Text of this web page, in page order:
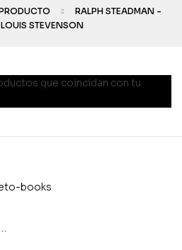
RALPH STEADMAN -
STEVENSON
que coincidan con tu